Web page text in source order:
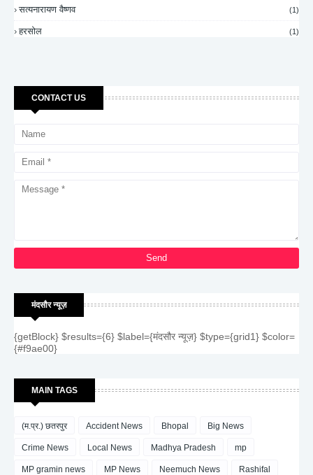
सत्यनारायण वैष्णव (1)
हरसोल (1)
CONTACT US
मंदसौर न्यूज़
{getBlock} $results={6} $label={मंदसौर न्यूज़} $type={grid1} $color=
{#f9ae00}
MAIN TAGS
(म.प्र.) छतरपुर Accident News Bhopal Big News
Crime News Local News Madhya Pradesh mp
MP gramin news MP News Neemuch News Rashifal